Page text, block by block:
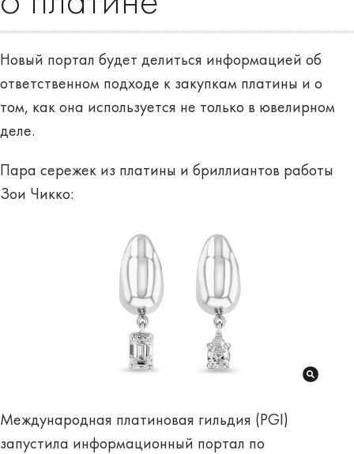
Новый портал будет делиться информацией об
ответственном подходе к закупкам платины и о
том, как она используется не только в ювелирном
деле.
Пара сережек из платины и бриллиантов работы
Зои Чикко:
Международная платиновая гильдия (PGI)
запустила информационный портал по